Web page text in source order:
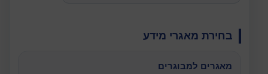
בחירת מאגרי מידע
מאגרים למבוגרים